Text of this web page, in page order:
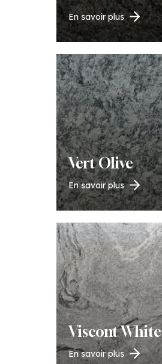
En savoir plus
Vert Olive
En savoir plus
Viscont White
En savoir plus